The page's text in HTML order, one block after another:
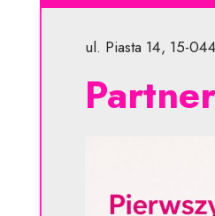
ul. Piasta 14, 15-